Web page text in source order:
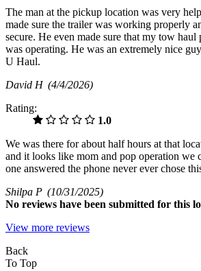
The man at the pickup location was very
made sure the trailer was working properly
secure. He even made sure that my tow haul
was operating. He was an extremely nice
U Haul.
David H (4/4/2026)
Rating:
1.0
We was there for about half hours at that
and it looks like mom and pop operation we
one answered the phone never ever chose
Shilpa P (10/31/2025)
No reviews have been submitted for this
View more reviews
Back
To Top